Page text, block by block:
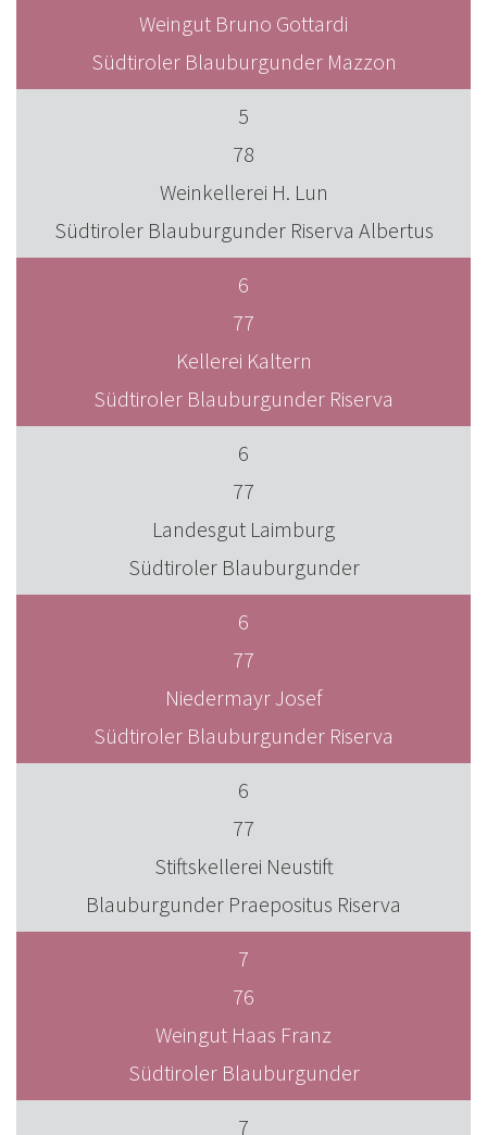
Weingut Bruno Gottardi
Südtiroler Blauburgunder Mazzon
5
78
Weinkellerei H. Lun
Südtiroler Blauburgunder Riserva Albertus
6
77
Kellerei Kaltern
Südtiroler Blauburgunder Riserva
6
77
Landesgut Laimburg
Südtiroler Blauburgunder
6
77
Niedermayr Josef
Südtiroler Blauburgunder Riserva
6
77
Stiftskellerei Neustift
Blauburgunder Praepositus Riserva
7
76
Weingut Haas Franz
Südtiroler Blauburgunder
7